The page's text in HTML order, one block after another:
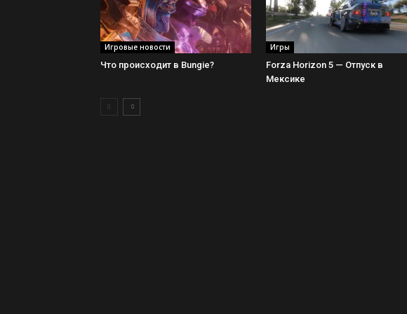
Игровые новости
Что происходит в Bungie?
Игры
Forza Horizon 5 — Отпуск в
Мексике